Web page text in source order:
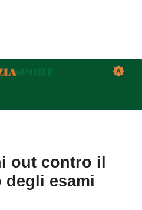
out contro il
degli esami